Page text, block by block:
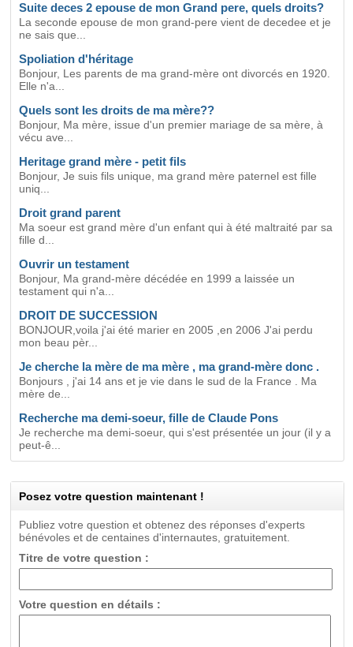
Suite deces 2 epouse de mon Grand pere, quels droits?
La seconde epouse de mon grand-pere vient de decedee et je
ne sais que...
Spoliation d'héritage
Bonjour, Les parents de ma grand-mère ont divorcés en 1920.
Elle n'a...
Quels sont les droits de ma mère??
Bonjour, Ma mère, issue d'un premier mariage de sa mère, à
vécu ave...
Heritage grand mère - petit fils
Bonjour, Je suis fils unique, ma grand mère paternel est fille
uniq...
Droit grand parent
Ma soeur est grand mère d'un enfant qui à été maltraité par sa
fille d...
Ouvrir un testament
Bonjour, Ma grand-mère décédée en 1999 a laissée un
testament qui n'a...
DROIT DE SUCCESSION
BONJOUR,voila j'ai été marier en 2005 ,en 2006 J'ai perdu
mon beau pèr...
Je cherche la mère de ma mère , ma grand-mère donc .
Bonjours , j'ai 14 ans et je vie dans le sud de la France . Ma
mère de...
Recherche ma demi-soeur, fille de Claude Pons
Je recherche ma demi-soeur, qui s'est présentée un jour (il y a
peut-ê...
Posez votre question maintenant !
Publiez votre question et obtenez des réponses d'experts
bénévoles et de centaines d'internautes, gratuitement.
Titre de votre question :
Votre question en détails :